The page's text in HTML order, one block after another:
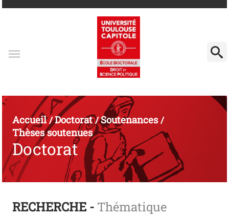
Accueil/Doctorat/Soutenances/
Thèses soutenues
Doctorat
RECHERCHE - Thématique